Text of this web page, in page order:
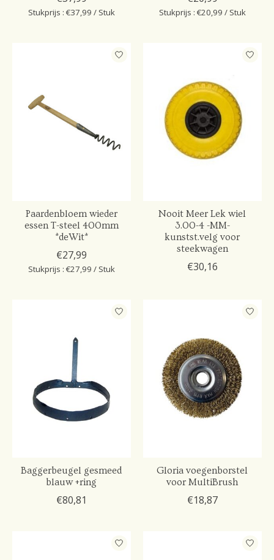
Stukprijs : €37,99 / Stuk Stukprijs : €20,99 / Stuk
Paardenbloem wieder
essen T-steel 400mm
*deWit*
€27,99
Stukprijs : €27,99 / Stuk
Nooit Meer Lek wiel
3.00-4 -MM-
kunstst.velg voor
steekwagen
€30,16
Baggerbeugel gesmeed
blauw +ring
€80,81
Gloria voegenborstel
voor MultiBrush
€18,87